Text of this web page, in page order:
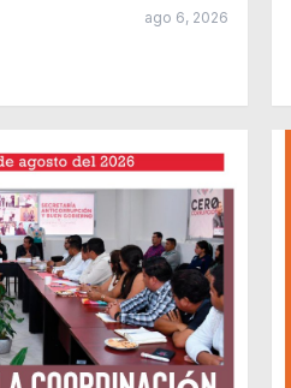
ago 6, 2026